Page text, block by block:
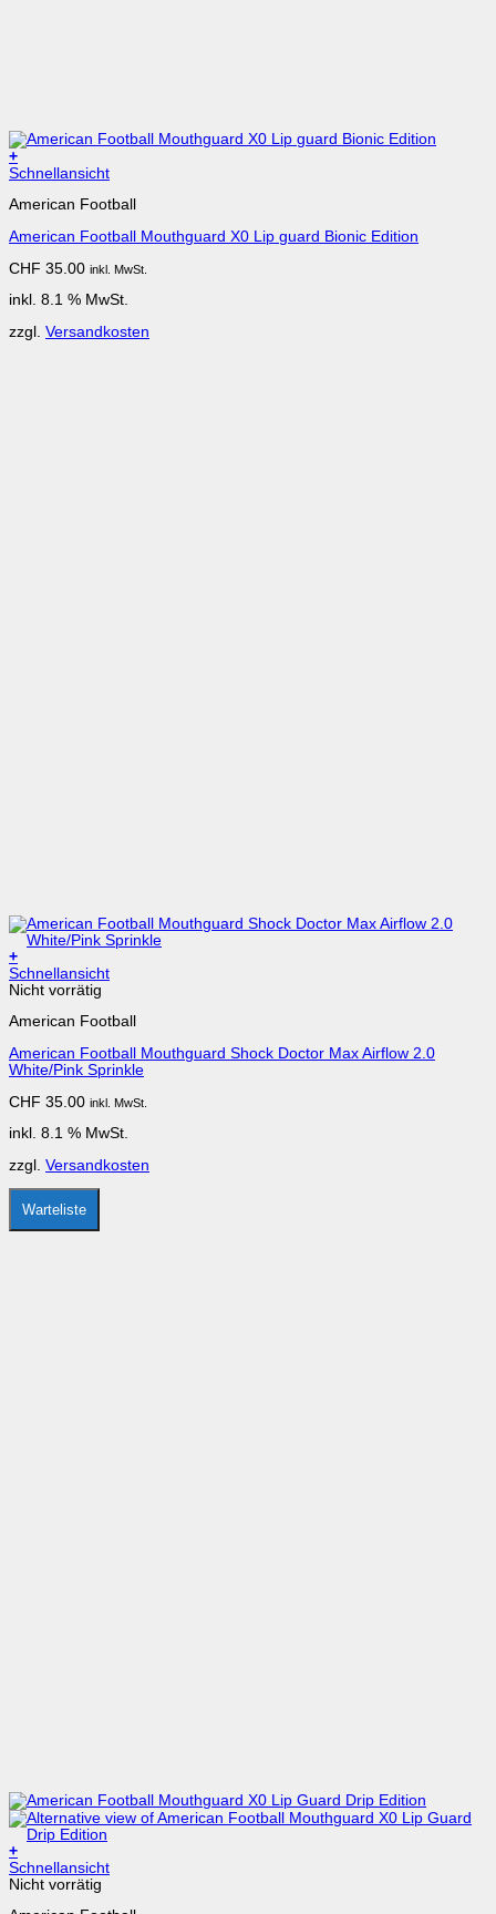
+
Schnellansicht
American Football
American Football Mouthguard X0 Lip guard Bionic Edition
CHF 35.00 inkl. MwSt.
inkl. 8.1 % MwSt.
zzgl. Versandkosten
+
Schnellansicht
Nicht vorrätig
American Football
American Football Mouthguard Shock Doctor Max Airflow 2.0
White/Pink Sprinkle
CHF 35.00 inkl. MwSt.
inkl. 8.1 % MwSt.
zzgl. Versandkosten
Warteliste
+
Dieses
Produkt
Schnellansicht
Nicht vorrätig